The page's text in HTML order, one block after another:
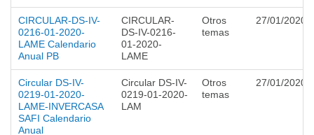
CIRCULAR-DS-IV-
0216-01-2020-
LAME Calendario
Anual PB
CIRCULAR-
DS-IV-0216-
01-2020-
LAME
Otros
temas
27/01/2020
Circular DS-IV-
0219-01-2020-
LAME-INVERCASA
SAFI Calendario
Anual
Circular DS-IV-
0219-01-2020-
LAM
Otros
temas
27/01/2020